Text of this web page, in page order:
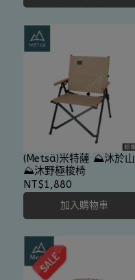
(Metsä)米特薩 ⛰️沐於
⛰️沐野極梭椅
NT$1,880
加入購物車